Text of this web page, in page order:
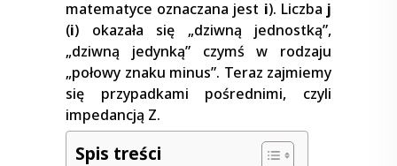
matematyce oznaczana jest i). Liczba j
(i) okazała się „dziwną jednostką”,
„dziwną jedynką” czymś w rodzaju
„połowy znaku minus”. Teraz zajmiemy
się przypadkami pośrednimi, czyli
impedancją Z.
Spis treści